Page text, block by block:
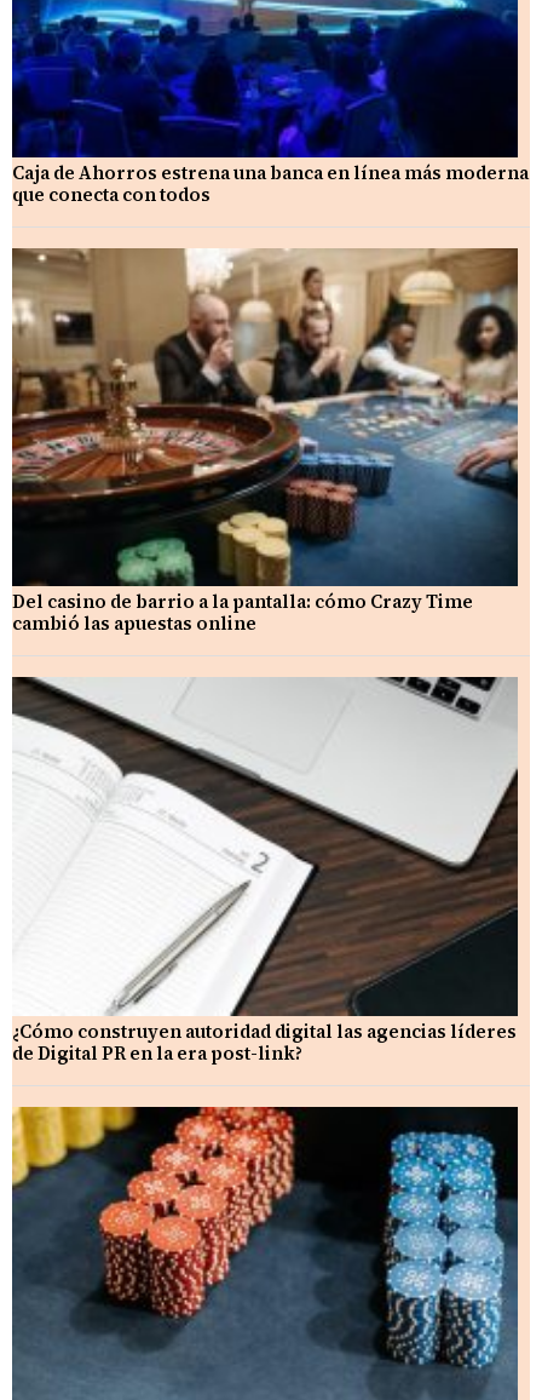
Caja de Ahorros estrena una banca en línea más moderna
que conecta con todos
Del casino de barrio a la pantalla: cómo Crazy Time
cambió las apuestas online
¿Cómo construyen autoridad digital las agencias líderes
de Digital PR en la era post-link?